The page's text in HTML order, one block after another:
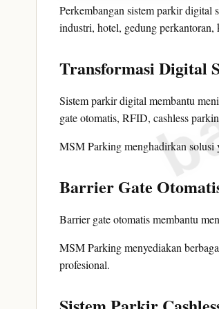
Perkembangan sistem parkir digital
industri, hotel, gedung
Transformasi Digital
Sistem parkir digital membantu
gate otomatis, RFID, cashless
MSM Parking menghadirkan solusi
Barrier Gate
Barrier gate otomatis membantu
MSM Parking menyediakan
profesional.